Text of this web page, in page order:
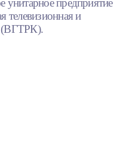
унитарное предприятие
телевизионная и
(ВГТРК).